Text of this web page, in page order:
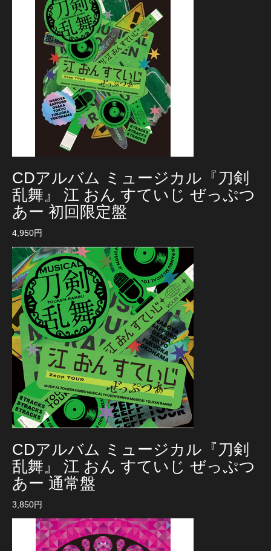
CDアルバム ミュージカル『刀剣
乱舞』 江 おん すていじ ぜっぷつ
あー 初回限定盤
4,950円
CDアルバム ミュージカル『刀剣
乱舞』 江 おん すていじ ぜっぷつ
あー 通常盤
3,850円